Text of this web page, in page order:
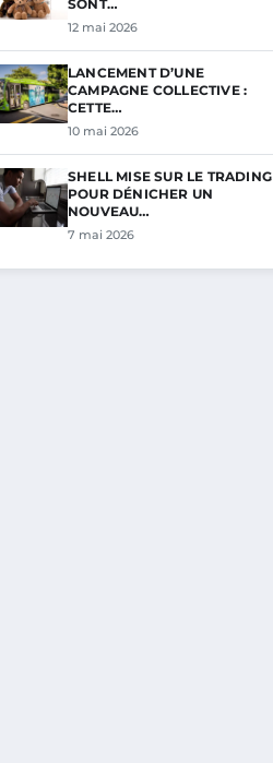
SONT…
12 mai 2026
LANCEMENT D’UNE
CAMPAGNE COLLECTIVE :
CETTE…
10 mai 2026
SHELL MISE SUR LE TRADING
POUR DÉNICHER UN
NOUVEAU…
7 mai 2026